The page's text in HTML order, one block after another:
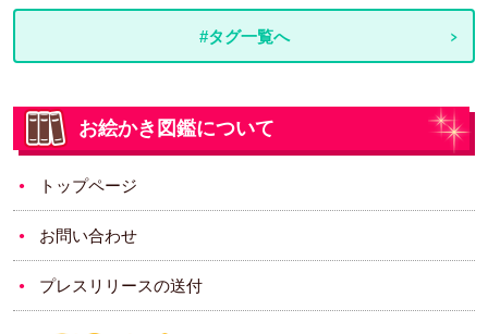
#タグ一覧へ
お絵かき図鑑について
トップページ
お問い合わせ
プレスリリースの送付